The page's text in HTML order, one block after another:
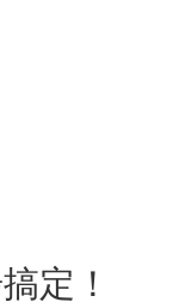
！